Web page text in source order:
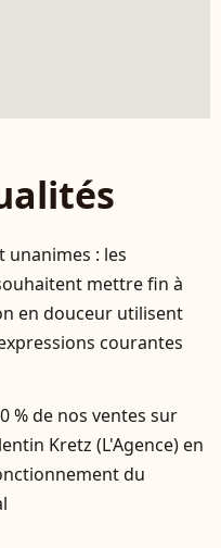
unanimes : les
mettre fin à
en douceur utilisent
courantes
% de nos ventes sur
Kretz (L'Agence) en
du